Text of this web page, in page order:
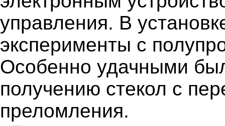
управления. В
эксперименты с
Особенно удачными
получению стекол с
преломления.